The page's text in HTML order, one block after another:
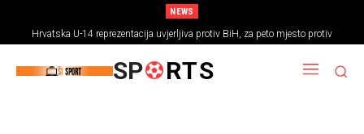
NEWS
Hrvatska U-14 reprezentacija uvjerljiva protiv BiH, za peto mjesto protiv
Rumunjske
SP RTS